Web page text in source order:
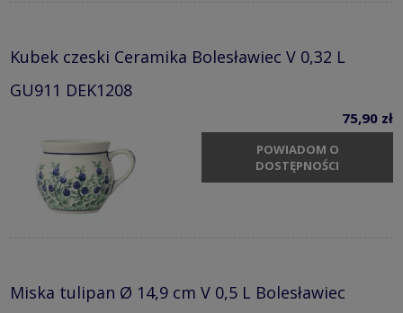
Kubek czeski Ceramika Bolesławiec V 0,32 L
GU911 DEK1208
75,90 zł
POWIADOM O
DOSTĘPNOŚCI
Miska tulipan Ø 14,9 cm V 0,5 L Bolesławiec